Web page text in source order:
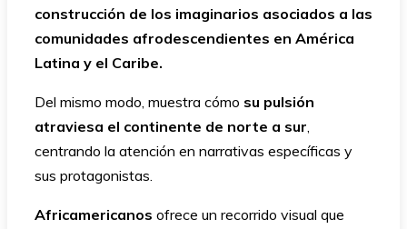
construcción de los imaginarios asociados a las
comunidades afrodescendientes en América
Latina y el Caribe.
Del mismo modo, muestra cómo su pulsión
atraviesa el continente de norte a sur,
centrando la atención en narrativas específicas y
sus protagonistas.
Africamericanos ofrece un recorrido visual que